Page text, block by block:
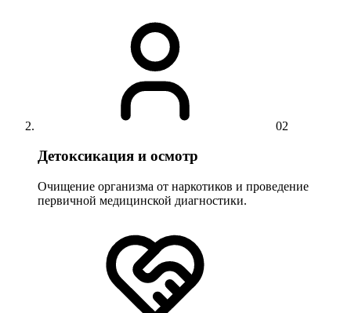
02
Детоксикация и осмотр
Очищение организма от наркотиков и проведение
первичной медицинской диагностики.